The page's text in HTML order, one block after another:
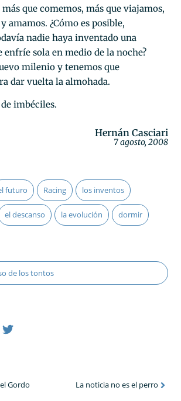
futuro Racing los inventos
el descanso la evolución dormir
de los tontos
que comemos, más que viajamos,
amamos. ¿Cómo es posible,
nadie haya inventado una
enfríe sola en medio de la noche?
milenio y tenemos que
dar vuelta la almohada.
imbéciles.
Hernán Casciari
7 agosto, 2008
Gordo La noticia no es el perro